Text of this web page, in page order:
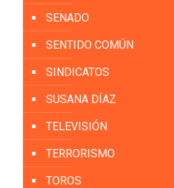
SENADO
SENTIDO COMÚN
SINDICATOS
SUSANA DÍAZ
TELEVISIÓN
TERRORISMO
TOROS